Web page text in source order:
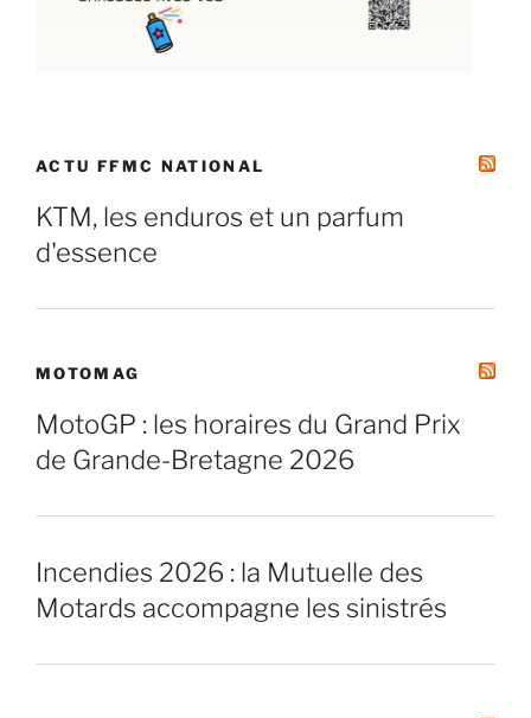
ACTU FFMC NATIONAL
KTM, les enduros et un parfum
d'essence
MOTOMAG
MotoGP : les horaires du Grand Prix
de Grande-Bretagne 2026
Incendies 2026 : la Mutuelle des
Motards accompagne les sinistrés